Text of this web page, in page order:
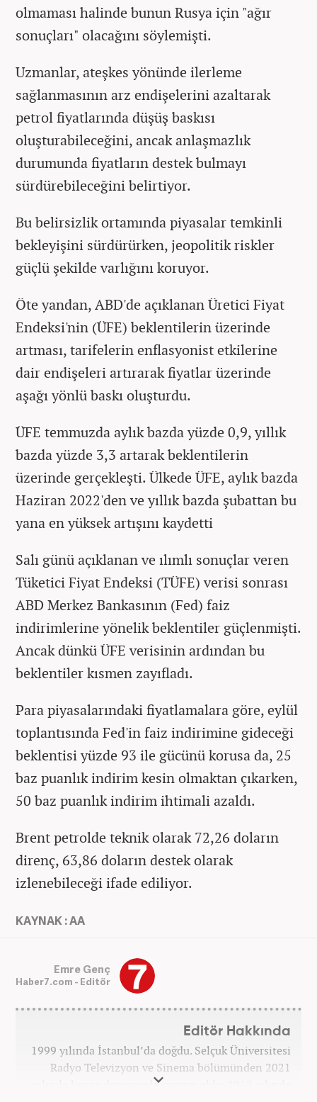
olmaması halinde bunun Rusya için "ağır
sonuçları" olacağını söylemişti.
Uzmanlar, ateşkes yönünde ilerleme
sağlanmasının arz endişelerini azaltarak
petrol fiyatlarında düşüş baskısı
oluşturabileceğini, ancak anlaşmazlık
durumunda fiyatların destek bulmayı
sürdürebileceğini belirtiyor.
Bu belirsizlik ortamında piyasalar temkinli
bekleyişini sürdürürken, jeopolitik riskler
güçlü şekilde varlığını koruyor.
Öte yandan, ABD'de açıklanan Üretici Fiyat
Endeksi'nin (ÜFE) beklentilerin üzerinde
artması, tarifelerin enflasyonist etkilerine
dair endişeleri artırarak fiyatlar üzerinde
aşağı yönlü baskı oluşturdu.
ÜFE temmuzda aylık bazda yüzde 0,9, yıllık
bazda yüzde 3,3 artarak beklentilerin
üzerinde gerçekleşti. Ülkede ÜFE, aylık bazda
Haziran 2022'den ve yıllık bazda şubattan bu
yana en yüksek artışını kaydetti
Salı günü açıklanan ve ılımlı sonuçlar veren
Tüketici Fiyat Endeksi (TÜFE) verisi sonrası
ABD Merkez Bankasının (Fed) faiz
indirimlerine yönelik beklentiler güçlenmişti.
Ancak dünkü ÜFE verisinin ardından bu
beklentiler kısmen zayıfladı.
Para piyasalarındaki fiyatlamalara göre, eylül
toplantısında Fed'in faiz indirimine gideceği
beklentisi yüzde 93 ile gücünü korusa da, 25
baz puanlık indirim kesin olmaktan çıkarken,
50 baz puanlık indirim ihtimali azaldı.
Brent petrolde teknik olarak 72,26 doların
direnç, 63,86 doların destek olarak
izlenebileceği ifade ediliyor.
KAYNAK : AA
Emre Genç
Haber7.com - Editör
Editör Hakkında
1999 yılında İstanbul’da doğdu. Selçuk Üniversitesi
Radyo Televizyon ve Sinema bölümünden 2021
yılında lisans derecesiyle mezun oldu. 2017 yılında